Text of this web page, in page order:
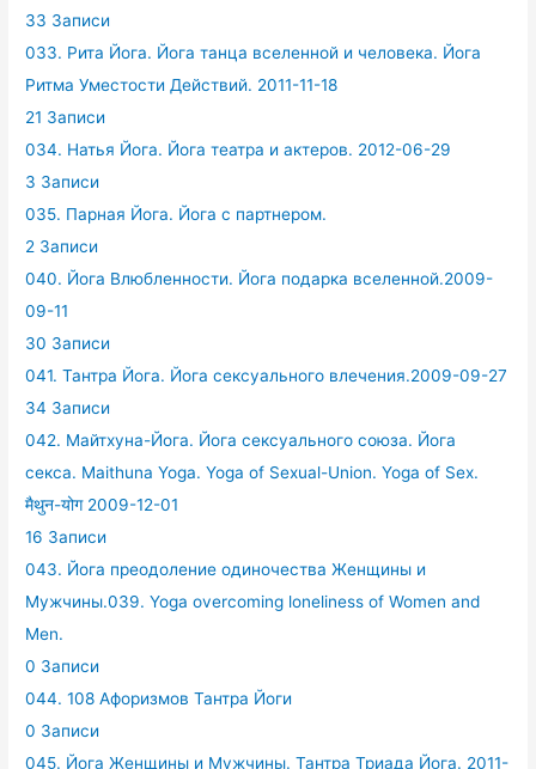
33 Записи
033. Рита Йога. Йога танца вселенной и человека. Йога
Ритма Уместости Действий. 2011-11-18
21 Записи
034. Натья Йога. Йога театра и актеров. 2012-06-29
3 Записи
035. Парная Йога. Йога с партнером.
2 Записи
040. Йога Влюбленности. Йога подарка вселенной.2009-
09-11
30 Записи
041. Тантра Йога. Йога сексуального влечения.2009-09-27
34 Записи
042. Майтхуна-Йога. Йога сексуального союза. Йога
секса. Maithuna Yoga. Yoga of Sexual-Union. Yoga of Sex.
मैथुन-योग 2009-12-01
16 Записи
043. Йога преодоление одиночества Женщины и
Мужчины.039. Yoga overcoming loneliness of Women and
Men.
0 Записи
044. 108 Афоризмов Тантра Йоги
0 Записи
045. Йога Женщины и Мужчины. Тантра Триада Йога. 2011-